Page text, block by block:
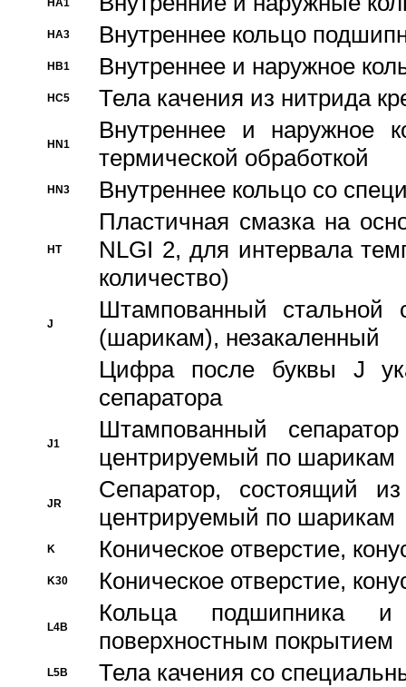
HA1
HA3 Bнутреннее кольцо
HB1 Bнутреннее и наружное
HC5 Тела качения из нитрида
HN1
Bнутреннее и наружное
термической обработкой
HN3 Внутреннее кольцо со
HT
Пластичная смазка на
NLGI 2, для интервала
количество)
J
Штампованный стальной
(шарикам), незакаленный
Цифра после буквы J
сепаратора
J1
Штампованный
центрируемый по шарикам
JR
Сепаратор, состоящий
центрируемый по шарикам
K Коническое отверстие,
K30 Коническое отверстие,
L4B
Кольца подшипника
поверхностным покрытием
L5B Тела качения со